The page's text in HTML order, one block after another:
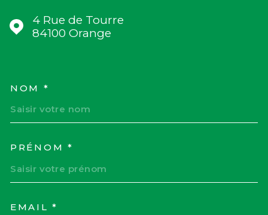
4 Rue de Tourre
84100
Orange
NOM *
PRÉNOM *
EMAIL *